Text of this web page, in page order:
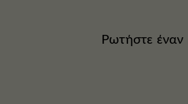
Ρωτήστε έναν